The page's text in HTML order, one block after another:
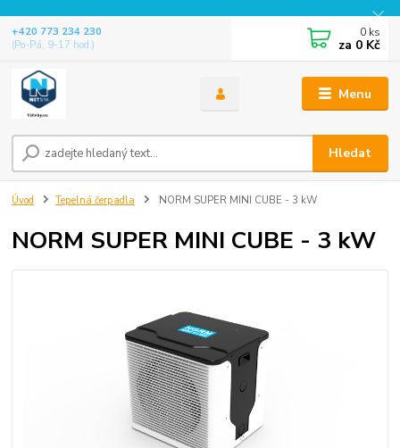
Menu
Hledat
+420 773 234 230
(Po-Pá, 9-17 hod.)
0 ks
za 0 Kč
Úvod Tepelná čerpadla NORM SUPER MINI CUBE - 3 kW
NORM SUPER MINI CUBE - 3 kW